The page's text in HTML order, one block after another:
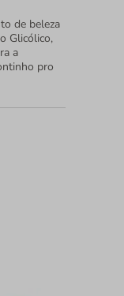
de beleza
Glicólico,
a
pro